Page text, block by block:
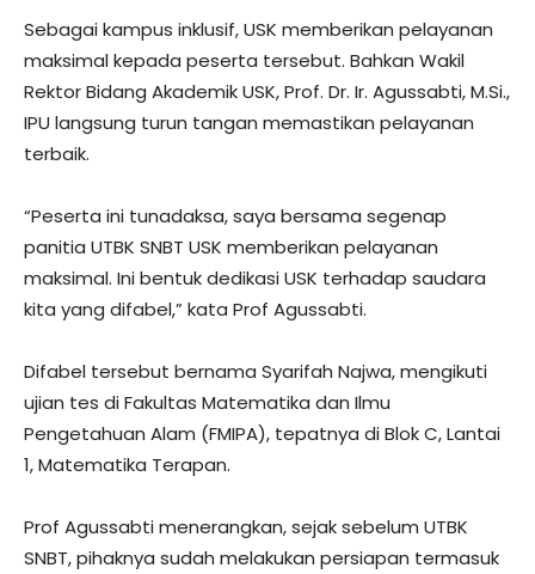
Sebagai kampus inklusif, USK memberikan pelayanan
maksimal kepada peserta tersebut. Bahkan Wakil
Rektor Bidang Akademik USK, Prof. Dr. Ir. Agussabti, M.Si.,
IPU langsung turun tangan memastikan pelayanan
terbaik.
“Peserta ini tunadaksa, saya bersama segenap
panitia UTBK SNBT USK memberikan pelayanan
maksimal. Ini bentuk dedikasi USK terhadap saudara
kita yang difabel,” kata Prof Agussabti.
Difabel tersebut bernama Syarifah Najwa, mengikuti
ujian tes di Fakultas Matematika dan Ilmu
Pengetahuan Alam (FMIPA), tepatnya di Blok C, Lantai
1, Matematika Terapan.
Prof Agussabti menerangkan, sejak sebelum UTBK
SNBT, pihaknya sudah melakukan persiapan termasuk